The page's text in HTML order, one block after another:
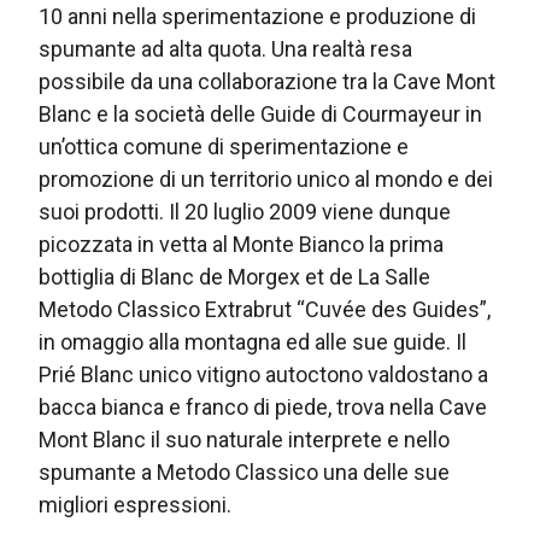
10 anni nella sperimentazione e produzione di
spumante ad alta quota. Una realtà resa
possibile da una collaborazione tra la Cave Mont
Blanc e la società delle Guide di Courmayeur in
un’ottica comune di sperimentazione e
promozione di un territorio unico al mondo e dei
suoi prodotti. Il 20 luglio 2009 viene dunque
picozzata in vetta al Monte Bianco la prima
bottiglia di Blanc de Morgex et de La Salle
Metodo Classico Extrabrut “Cuvée des Guides”,
in omaggio alla montagna ed alle sue guide. Il
Prié Blanc unico vitigno autoctono valdostano a
bacca bianca e franco di piede, trova nella Cave
Mont Blanc il suo naturale interprete e nello
spumante a Metodo Classico una delle sue
migliori espressioni.